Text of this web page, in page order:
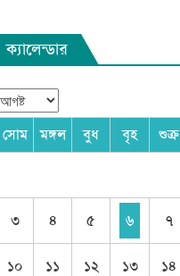
ক্যালেন্ডার
সোম মঙ্গল বুধ বৃহ শুক্র
৩ ৪ ৫ ৬ ৭
১০ ১১ ১২ ১৩ ১৪